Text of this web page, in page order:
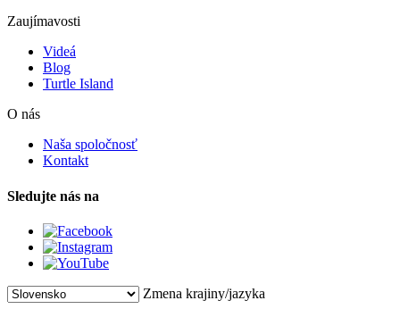
Zaujímavosti
Videá
Blog
Turtle Island
O nás
Naša spoločnosť
Kontakt
Sledujte nás na
Zmena krajiny/jazyka